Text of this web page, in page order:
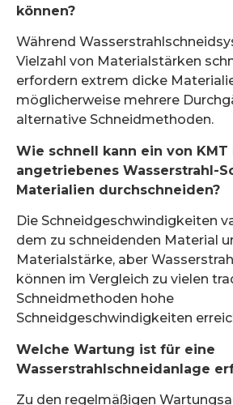
können?
Während
Vielzahl von Materialstärken
erfordern extrem dicke
möglicherweise mehrere
alternative Schneidmethoden.
Wie schnell kann ein von KMT
angetriebenes Wasserstrahl-
Materialien durchschneiden?
Die Schneidgeschwindigkeiten
dem zu schneidenden Material
Materialstärke, aber
können im Vergleich zu vielen
Schneidmethoden hohe
Schneidgeschwindigkeiten
Welche Wartung ist für eine
Wasserstrahlschneidanlage
Zu den regelmäßigen